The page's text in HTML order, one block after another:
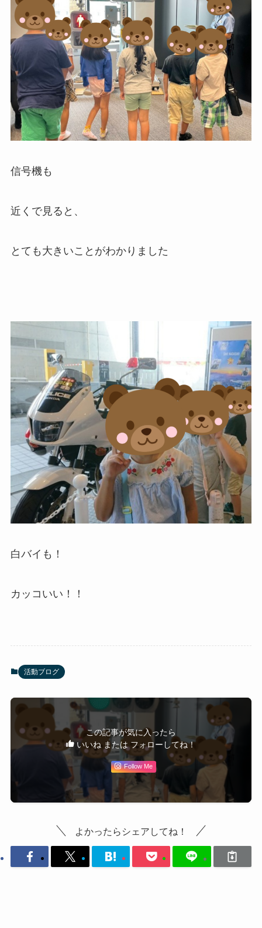
信号機も
近くで見ると、
とても大きいことがわかりました
白バイも！
カッコいい！！
活動ブログ
この記事が気に入ったら
いいね または フォローしてね！
Follow Me
よかったらシェアしてね！